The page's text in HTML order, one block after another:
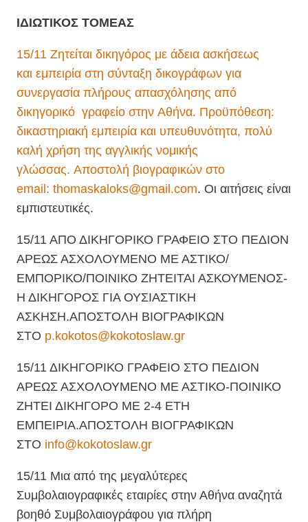
ΙΔΙΩΤΙΚΟΣ ΤΟΜΕΑΣ
15/11 Ζητείται δικηγόρος με άδεια ασκήσεως
και εμπειρία στη σύνταξη δικογράφων για
συνεργασία πλήρους απασχόλησης από
δικηγορικό γραφείο στην Αθήνα. Προϋπόθεση:
δικαστηριακή εμπειρία και υπευθυνότητα, πολύ
καλή χρήση της αγγλικής νομικής
γλώσσας. Αποστολή βιογραφικών στο
email: thomaskaloks@gmail.com. Οι αιτήσεις είναι
εμπιστευτικές.
15/11 ΑΠΟ ΔΙΚΗΓΟΡΙΚΟ ΓΡΑΦΕΙΟ ΣΤΟ ΠΕΔΙΟΝ
ΑΡΕΩΣ ΑΣΧΟΛΟΥΜΕΝΟ ΜΕ ΑΣΤΙΚΟ/
ΕΜΠΟΡΙΚΟ/ΠΟΙΝΙΚΟ ΖΗΤΕΙΤΑΙ ΑΣΚΟΥΜΕΝΟΣ-
Η ΔΙΚΗΓΟΡΟΣ ΓΙΑ ΟΥΣΙΑΣΤΙΚΗ
ΑΣΚΗΣΗ.ΑΠΟΣΤΟΛΗ ΒΙΟΓΡΑΦΙΚΩΝ
ΣΤΟ p.kokotos@kokotoslaw.gr
15/11 ΔΙΚΗΓΟΡΙΚΟ ΓΡΑΦΕΙΟ ΣΤΟ ΠΕΔΙΟΝ
ΑΡΕΩΣ ΑΣΧΟΛΟΥΜΕΝΟ ΜΕ ΑΣΤΙΚΟ-ΠΟΙΝΙΚΟ
ΖΗΤΕΙ ΔΙΚΗΓΟΡΟ ΜΕ 2-4 ΕΤΗ
ΕΜΠΕΙΡΙΑ.ΑΠΟΣΤΟΛΗ ΒΙΟΓΡΑΦΙΚΩΝ
ΣΤΟ info@kokotoslaw.gr
15/11 Μια από της μεγαλύτερες
Συμβολαιογραφικές εταιρίες στην Αθήνα αναζητά
βοηθό Συμβολαιογράφου για πλήρη